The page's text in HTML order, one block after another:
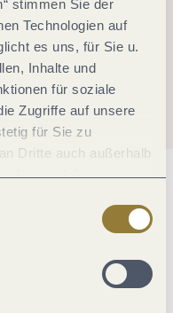
stimmen Sie der
Technologien auf
es uns, für Sie u.
Inhalte und
für soziale
Zugriffe auf unsere
für Sie zu
Dritte auch außerhalb
und dort
Auswahl "Alle
in der Nutzung